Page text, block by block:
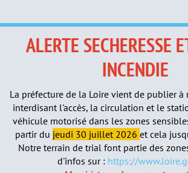
ALERTE SECHERESSE
INCENDIE
La préfecture de la Loire vient de publier à
interdisant l'accès, la circulation et le
véhicule motorisé dans les zones
partir du jeudi 30 juillet 2026 et cela
Notre terrain de trial font partie des
d'infos sur : https://